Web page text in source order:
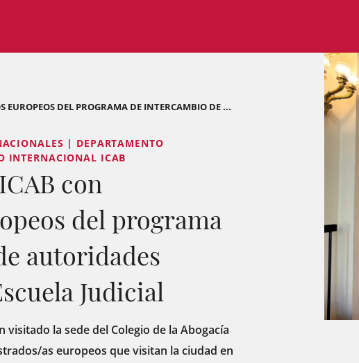
EUROPEOS DEL PROGRAMA DE INTERCAMBIO DE ...
| DEPARTAMENTO
INTERNACIONAL ICAB
con
del programa
autoridades
Judicial
visitado la sede del Colegio de la Abogacía
as europeos que visitan la ciudad en